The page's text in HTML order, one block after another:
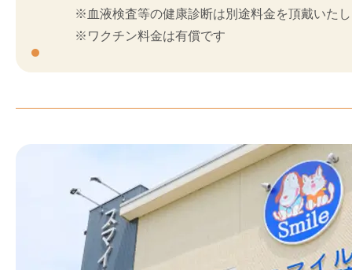
※血液検査等の健康診断は別途料金を頂戴いた
※ワクチン料金は有償です